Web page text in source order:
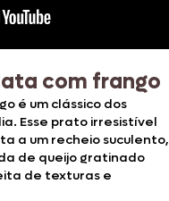
com frango
é um clássico dos
Esse prato irresistível
a um recheio suculento,
de queijo gratinado
de texturas e